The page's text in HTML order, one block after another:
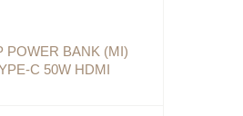
BANK (MI)
C 50W HDMI
СЕРЫЙ - QB816